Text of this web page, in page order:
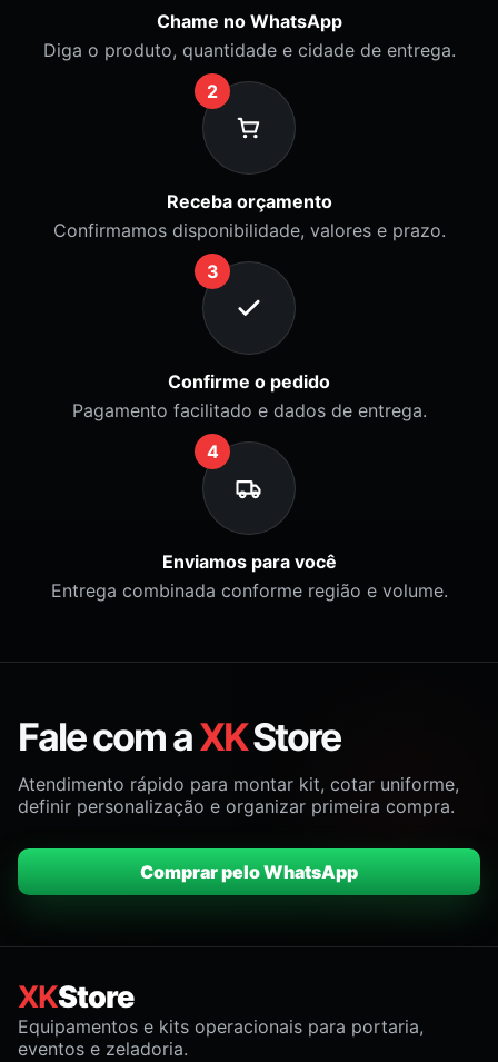
Chame no WhatsApp
Diga o produto, quantidade e cidade de entrega.
2
Receba orçamento
Confirmamos disponibilidade, valores e prazo.
3
Confirme o pedido
Pagamento facilitado e dados de entrega.
4
Enviamos para você
Entrega combinada conforme região e volume.
Fale com aXKStore
Atendimento rápido para montar kit, cotar uniforme,
definir personalização e organizar primeira compra.
Comprar pelo WhatsApp
XKStore
Equipamentos e kits operacionais para portaria,
eventos e zeladoria.